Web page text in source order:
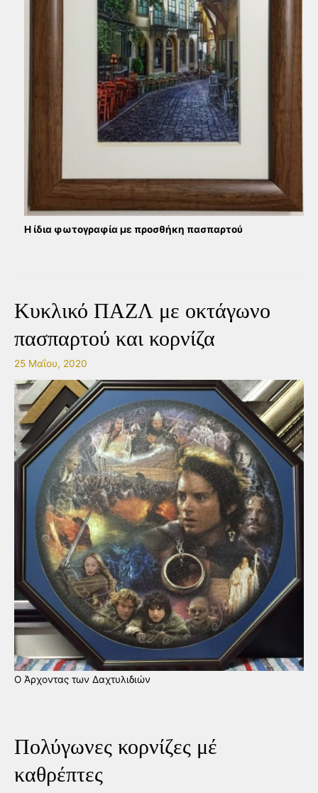
Η ίδια φωτογραφία με προσθήκη πασπαρτού
Κυκλικό ΠΑΖΛ με οκτάγωνο
πασπαρτού και κορνίζα
25 Μαΐου, 2020
Ο Άρχοντας των Δαχτυλιδιών
Πολύγωνες κορνίζες μέ
καθρέπτες